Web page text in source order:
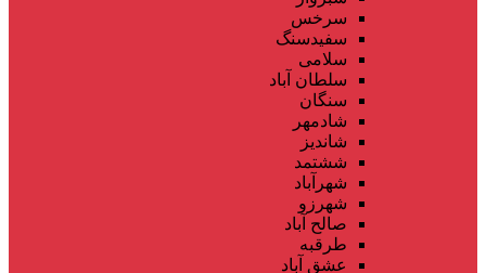
سرخس
سفیدسنگ
سلامی
سلطان آباد
سنگان
شادمهر
شاندیز
ششتمد
شهرآباد
شهرزو
صالح آباد
طرقبه
عشق آباد